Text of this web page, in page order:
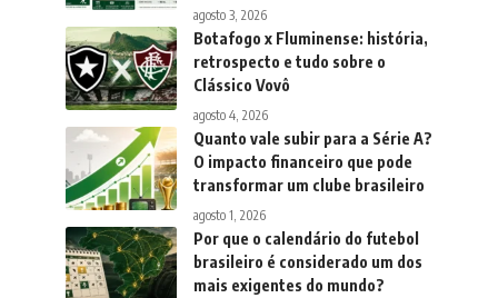
agosto 3, 2026
Botafogo x Fluminense: história,
retrospecto e tudo sobre o
Clássico Vovô
agosto 4, 2026
Quanto vale subir para a Série A?
O impacto financeiro que pode
transformar um clube brasileiro
agosto 1, 2026
Por que o calendário do futebol
brasileiro é considerado um dos
mais exigentes do mundo?